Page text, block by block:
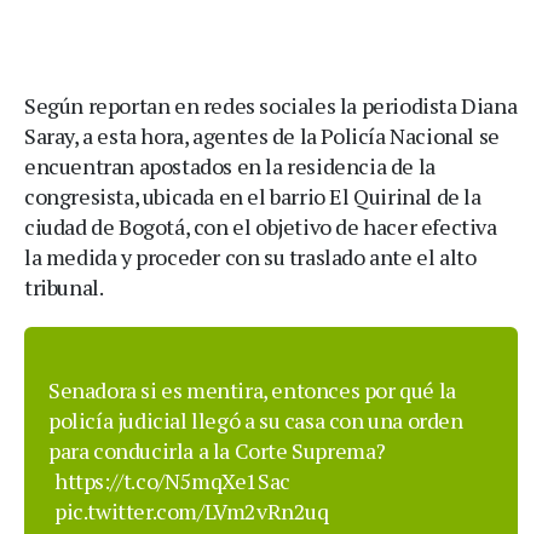
Según reportan en redes sociales la periodista Diana
Saray, a esta hora, agentes de la Policía Nacional se
encuentran apostados en la residencia de la
congresista, ubicada en el barrio El Quirinal de la
ciudad de Bogotá, con el objetivo de hacer efectiva
la medida y proceder con su traslado ante el alto
tribunal.
Senadora si es mentira, entonces por qué la
policía judicial llegó a su casa con una orden
para conducirla a la Corte Suprema?
https://t.co/N5mqXe1Sac
pic.twitter.com/LVm2vRn2uq